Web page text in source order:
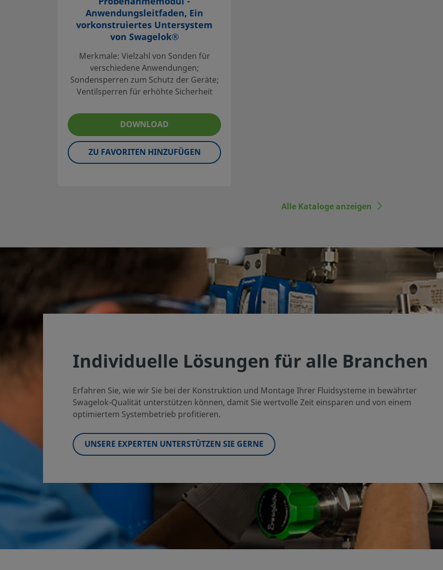
Anwendungsleitfaden, Ein
vorkonstruiertes Untersystem
von Swagelok®
Merkmale: Vielzahl von Sonden für
verschiedene Anwendungen;
Sondensperren zum Schutz der Geräte;
Ventilsperren für erhöhte Sicherheit
DOWNLOAD
ZU FAVORITEN HINZUFÜGEN
Alle Kataloge anzeigen
Individuelle Lösungen für alle Branchen
Erfahren Sie, wie wir Sie bei der Konstruktion und Montage Ihrer Fluidsysteme in bewährter
Swagelok-Qualität unterstützen können, damit Sie wertvolle Zeit einsparen und von einem
optimiertem Systembetrieb profitieren.
UNSERE EXPERTEN UNTERSTÜTZEN SIE GERNE